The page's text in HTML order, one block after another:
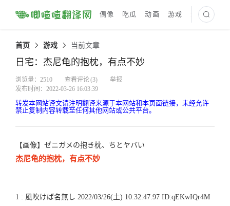
偶像 吃瓜 动画 游戏 最新译文
首页 游戏 当前文章
日宅：杰尼龟的抱枕，有点不妙
浏览量：2510 查看评论(3)
举报
发布时间：2022-03-26 16:03:39
转发本网站译文请注明翻译来源于本网站和本页面链接，未经允许
禁止复制内容转载至任何其他网站或公共平台。
【画像】ゼニガメの抱き枕、ちとヤバい
杰尼龟的抱枕，有点不妙
1 : 風吹けば名無し 2022/03/26(土) 10:32:47.97 ID:qEKwIQr4M